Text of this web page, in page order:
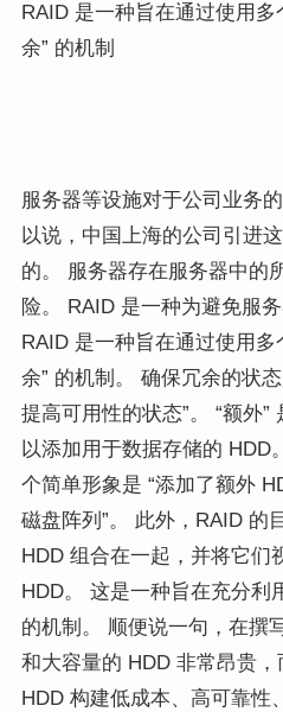
RAID 是一种旨在通过使用多
余” 的机制
服务器等设施对于公司业务
以说，中国上海的公司引进
的。 服务器存在服务器中的
险。 RAID 是一种为避免服
RAID 是一种旨在通过使用
余” 的机制。 确保冗余的状
提高可用性的状态”。 “额外
以添加用于数据存储的 HDD
个简单形象是 “添加了额外
磁盘阵列”。 此外，RAID 的
HDD 组合在一起，并将它们
HDD。 这是一种旨在充分利
的机制。 顺便说一句，在撰
和大容量的 HDD 非常昂贵，
HDD 构建低成本、高可靠性